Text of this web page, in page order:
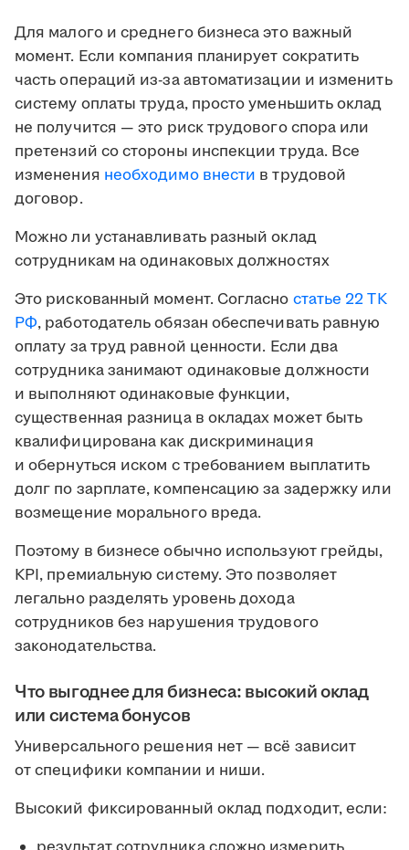
Для малого и среднего бизнеса это важный
момент. Если компания планирует сократить
часть операций из-за автоматизации и изменить
систему оплаты труда, просто уменьшить оклад
не получится — это риск трудового спора или
претензий со стороны инспекции труда. Все
изменения необходимо внести в трудовой
договор.
Можно ли устанавливать разный оклад
сотрудникам на одинаковых должностях
Это рискованный момент. Согласно статье 22 ТК
РФ, работодатель обязан обеспечивать равную
оплату за труд равной ценности. Если два
сотрудника занимают одинаковые должности
и выполняют одинаковые функции,
существенная разница в окладах может быть
квалифицирована как дискриминация
и обернуться иском с требованием выплатить
долг по зарплате, компенсацию за задержку или
возмещение морального вреда.
Поэтому в бизнесе обычно используют грейды,
KPI, премиальную систему. Это позволяет
легально разделять уровень дохода
сотрудников без нарушения трудового
законодательства.
Что выгоднее для бизнеса: высокий оклад
или система бонусов
Универсального решения нет — всё зависит
от специфики компании и ниши.
Высокий фиксированный оклад подходит, если: